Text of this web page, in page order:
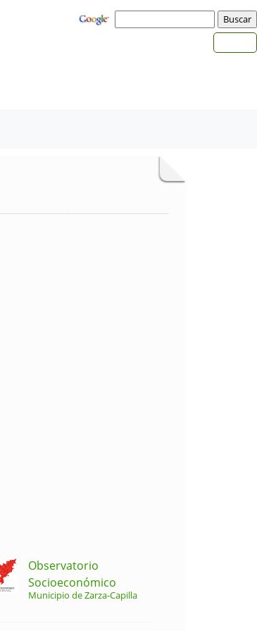
Observatorio
Socioeconómico
Municipio de Zarza-Capilla